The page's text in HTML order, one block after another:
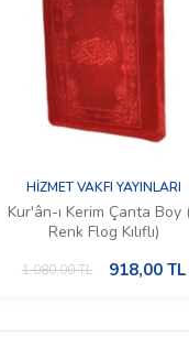
HİZMET VAKFI YAYINLARI
Kur'ân-ı Kerim Çanta Boy
Renk Flog Kılıflı)
1.080,00TL 918,00TL